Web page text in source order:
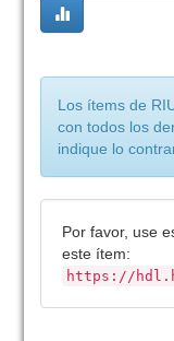
Los ítems de
con todos los
indique lo
Por favor, use
este ítem:
https://